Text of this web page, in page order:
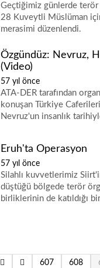
Geçtiğimiz günlerde terör
28 Kuveytli Müslüman
merasimi düzenlendi.
Özgündüz: Nevruz,
(Video)
57 yıl önce
ATA-DER tarafından
konuşan Türkiye
Nevruz'un insanlık
Eruh'ta Operasyon
57 yıl önce
Silahlı kuvvetlerimiz
düştüğü bölgede terör
birliklerinin de katıldığı
607 608